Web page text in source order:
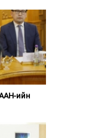
ийн